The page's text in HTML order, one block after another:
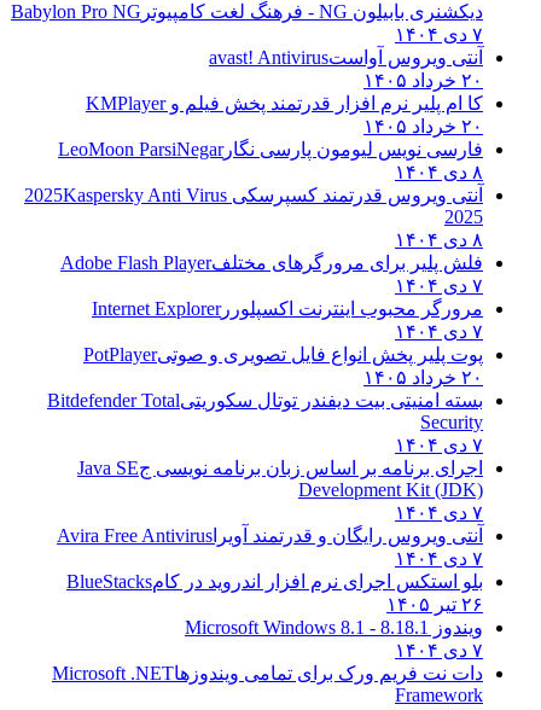
دیکشنری بابیلون NG - فرهنگ لغت کامپیوتر
Babylon Pro NG
۷ دی ۱۴۰۴
آنتی ویروس آواستavast! Antivirus
۲۰ خرداد ۱۴۰۵
کا ام پلیر نرم افزار قدرتمند پخش فیلم وKMPlayer
۲۰ خرداد ۱۴۰۵
فارسی نویس لیومون پارسی نگارLeoMoon ParsiNegar
۸ دی ۱۴۰۴
آنتی ویروس قدرتمند کسپرسکی 2025 Kaspersky Anti Virus
2025
۸ دی ۱۴۰۴
فلش پلیر برای مرورگرهای مختلفAdobe Flash Player
۷ دی ۱۴۰۴
مرورگر محبوب اینترنت اکسپلوررInternet Explorer
۷ دی ۱۴۰۴
پوت پلیر پخش انواع فایل تصویری و صوتیPotPlayer
۲۰ خرداد ۱۴۰۵
بسته امنیتی بیت دیفندر توتال سکوریتیBitdefender Total
Security
۷ دی ۱۴۰۴
اجرای برنامه بر اساس زبان برنامه نویسی جJava SE
Development Kit (JDK)
۷ دی ۱۴۰۴
آنتی ویروس رایگان و قدرتمند آویرا Avira Free Antivirus
۷ دی ۱۴۰۴
بلو استکس اجرای نرم افزار اندروید در کامBlueStacks
۲۶ تیر ۱۴۰۵
ویندوز 8.1
8.1 - Microsoft Windows 8.1
۷ دی ۱۴۰۴
دات نت فریم ورک برای تمامی ویندوزهاMicrosoft .NET
Framework